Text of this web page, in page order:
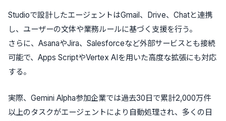
Studioで設計したエージェントはGmail、Drive、Chatと連携
し、ユーザーの文体や業務ルールに基づく支援を行う。
さらに、AsanaやJira、Salesforceなど外部サービスとも接続
可能で、Apps ScriptやVertex AIを用いた高度な拡張にも対応
する。
実際、Gemini Alpha参加企業では過去30日で累計2,000万件
以上のタスクがエージェントにより自動処理され、多くの日